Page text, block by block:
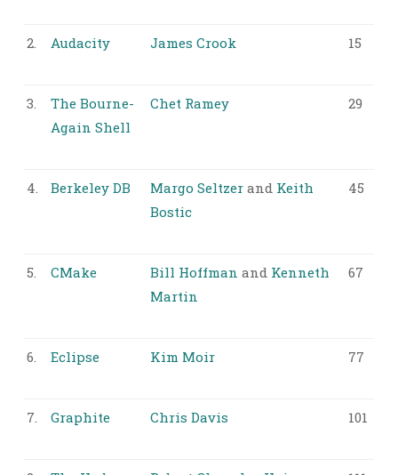
2. Audacity James Crook 15
3.
The Bourne-
Again Shell
Chet Ramey 29
4. Berkeley DB Margo Seltzer and Keith
Bostic
45
5. CMake Bill Hoffman and Kenneth
Martin
67
6. Eclipse Kim Moir 77
7. Graphite Chris Davis 101